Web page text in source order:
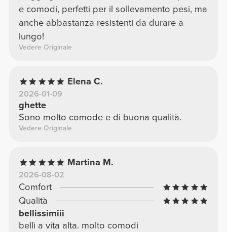
e comodi, perfetti per il sollevamento pesi, ma
anche abbastanza resistenti da durare a
lungo!
Vedere Originale
Elena C.
2026-01-09
ghette
Sono molto comode e di buona qualità.
Vedere Originale
Martina M.
2026-08-02
Comfort
Qualità
bellissimiii
belli a vita alta. molto comodi